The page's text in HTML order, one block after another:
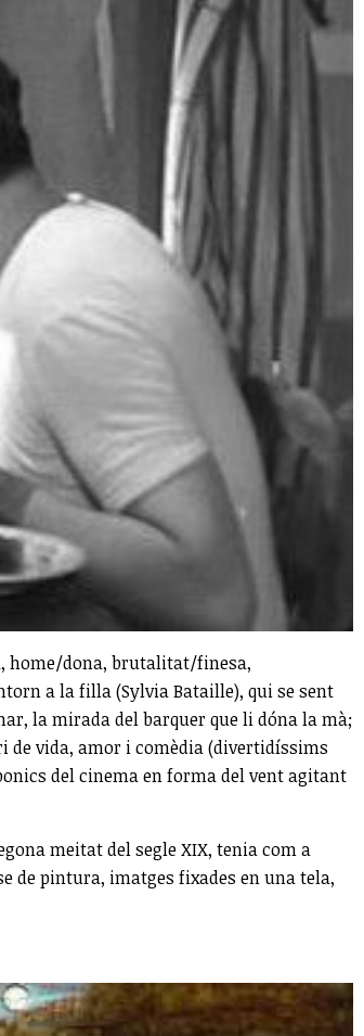
home/dona, brutalitat/finesa,
a la filla (Sylvia Bataille), qui se sent
la mirada del barquer que li dóna la mà;
de vida, amor i comèdia (divertidíssims
del cinema en forma del vent agitant
meitat del segle XIX, tenia com a
de pintura, imatges fixades en una tela,